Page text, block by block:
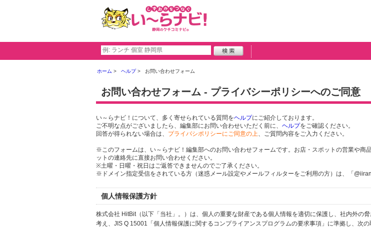
ホーム ヘルプ お問い合わせフォーム
お問い合わせフォーム - プライバシーポリシーへのご同意
い～らナビ！について、多く寄せられている質問をヘルプにご紹介しております。
ご不明な点がございましたら、編集部にお問い合わせいただく前に、 ヘルプをご確認ください。
回答が得られない場合は、 プライバシポリシーにご同意の上、ご質問内容をご入力ください。
※このフォームは、い～らナビ！編集部へのお問い合わせフォームです。お店・スポットの営業や商
ットの連絡先に直接お問い合わせください。
※土曜・日曜・祝日はご返答できませんのでご了承ください。
※ドメイン指定受信をされている方（迷惑メール設定やメールフィルターをご利用の方）は、「
個人情報保護方針
株式会社 HitBit（以下「当社」。）は、個人の重要な財産である個人情報を適切に保護し、社内外の
考え、JIS Q 15001「個人情報保護に関するコンプライアンスプログラムの要求事項」に準拠し、次の